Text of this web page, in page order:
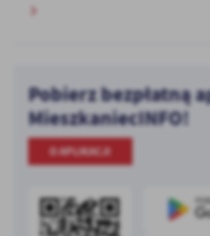
Pobierz bezpłatną
MieszkaniecINFO!
O APLIKACJI